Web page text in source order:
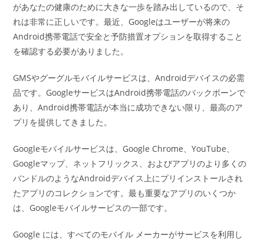
があなたの健康のために大きな一歩を踏み出しているので、そ
れは非常に正しいです。最近、Googleはユーザーが将来の
Android携帯電話で安全と予防措置オプションを取得すること
を確認する必要がありました。
GMSやグーグルモバイルサービスは、Androidデバイスの必需
品です。GoogleサービスはAndroid携帯電話のバックボーンで
あり、Android携帯電話が本当に成功できない限り、最高のア
プリを提供してきました。
Googleモバイルサービスは、Google Chrome、YouTube、
Googleマップ、ネットフリックス、およびアプリのより多くの
バンドルのようなAndroidデバイス上にプリインストールされ
たアプリのコレクションです。最も重要なアプリのいくつか
は、Googleモバイルサービスの一部です。
Google には、すべてのモバイル メーカーがサービスを利用し